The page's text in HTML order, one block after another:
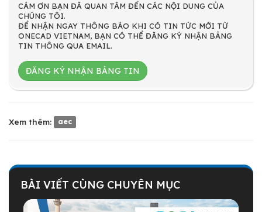
CÁM ƠN BẠN ĐÃ QUAN TÂM ĐẾN CÁC NỘI DUNG CỦA
CHÚNG TÔI.
ĐỂ NHẬN NGAY THÔNG BÁO KHI CÓ TIN TỨC MỚI TỪ
ONECAD VIETNAM, BẠN CÓ THỂ ĐĂNG KÝ NHẬN BẢNG
TIN THÔNG QUA EMAIL.
ĐĂNG KÝ NHẬN BẢNG TIN
Xem thêm: aec
BÀI VIẾT CÙNG CHUYÊN MỤC